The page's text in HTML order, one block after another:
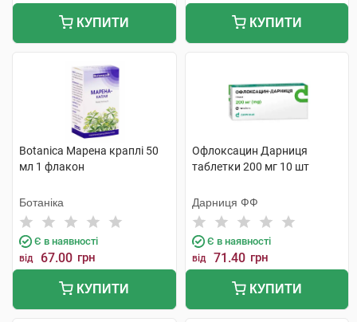
КУПИТИ КУПИТИ
Botanica Марена краплі 50
мл 1 флакон
Ботаніка
Є в наявності
від 67.00 грн
КУПИТИ
Офлоксацин Дарниця
таблетки 200 мг 10 шт
Дарниця ФФ
Є в наявності
від 71.40 грн
КУПИТИ